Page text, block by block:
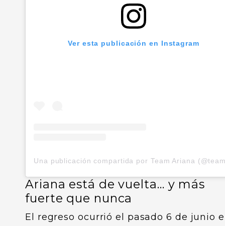
Ver esta publicación en Instagram
Ariana está de vuelta… y más
fuerte que nunca
El regreso ocurrió el pasado 6 de junio